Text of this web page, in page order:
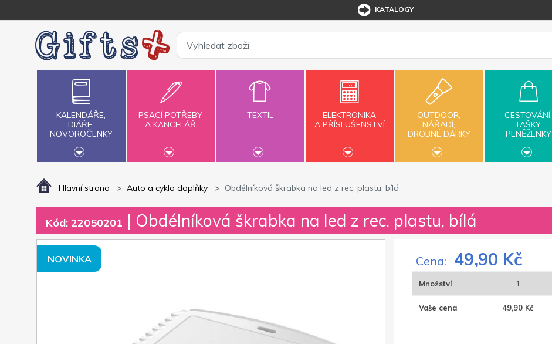
KATALOGY
KALENDÁŘE,
DIÁŘE,
NOVOROČENKY
PSACÍ POTŘEBY
A KANCELÁŘ
TEXTIL
ELEKTRONIKA
A PŘÍSLUŠENSTVÍ
OUTDOOR,
NÁŘADÍ,
DROBNÉ DÁRKY
CESTOVÁNÍ,
TAŠKY,
PENĚŽENKY
Hlavní strana Auto a cyklo doplňky Obdélníková škrabka na led z rec. plastu, bílá
Kód: 22050201 | Obdélníková škrabka na led z rec. plastu, bílá
NOVINKA Cena: 49,90 Kč
Množství 1
Vaše cena 49,90 Kč